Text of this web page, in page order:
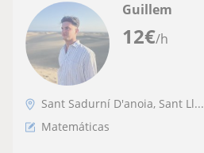
12€/h
Guillem
Sant Sadurní D'anoia, Sant Ll...
Matemáticas